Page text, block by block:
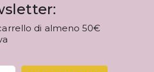
di almeno 50€